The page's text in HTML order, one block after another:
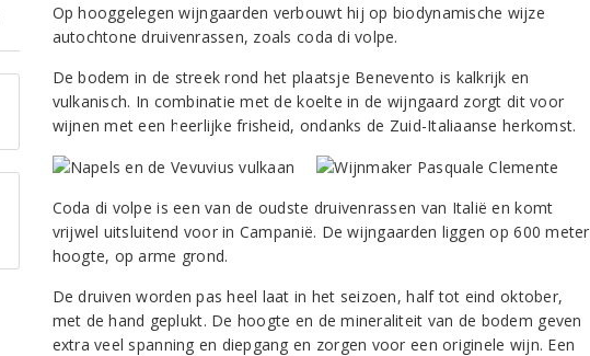
Op hooggelegen wijngaarden verbouwt hij op biodynamische wijze
autochtone druivenrassen, zoals coda di volpe.
De bodem in de streek rond het plaatsje Benevento is kalkrijk en
vulkanisch. In combinatie met de koelte in de wijngaard zorgt dit voor
wijnen met een heerlijke frisheid, ondanks de Zuid-Italiaanse herkomst.
Coda di volpe is een van de oudste druivenrassen van Italië en komt
vrijwel uitsluitend voor in Campanië. De wijngaarden liggen op 600 meter
hoogte, op arme grond.
De druiven worden pas heel laat in het seizoen, half tot eind oktober,
met de hand geplukt. De hoogte en de mineraliteit van de bodem geven
extra veel spanning en diepgang en zorgen voor een originele wijn. Een